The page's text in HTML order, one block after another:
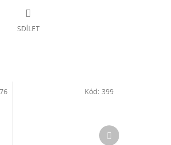
SDÍLET
Kód: 399
Další
produkt